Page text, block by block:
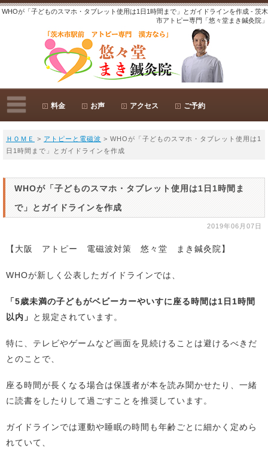
WHOが「子どものスマホ・タブレット使用は1日1時間まで」とガイドラインを作成 - 茨木
市アトピー専門「悠々堂まき鍼灸院」
料金 お声 アクセス ご予約
ＨＯＭＥ > アトピーと電磁波 > WHOが「子どものスマホ・タブレット使用は1
日1時間まで」とガイドラインを作成
WHOが「子どものスマホ・タブレット使用は1日1時間ま
で」とガイドラインを作成
2019年06月07日
【大阪 アトピー 電磁波対策 悠々堂 まき鍼灸院】
WHOが新しく公表したガイドラインでは、
「5歳未満の子どもがベビーカーやいすに座る時間は1日1時間
以内」
と規定されています。
特に、テレビやゲームなど画面を見続けることは避けるべきだ
とのことで、
座る時間が長くなる場合は保護者が本を読み聞かせたり、一緒
に読書をしたりして過ごすことを推奨しています。
ガイドラインでは運動や睡眠の時間も年齢ごとに細かく定めら
れていて、